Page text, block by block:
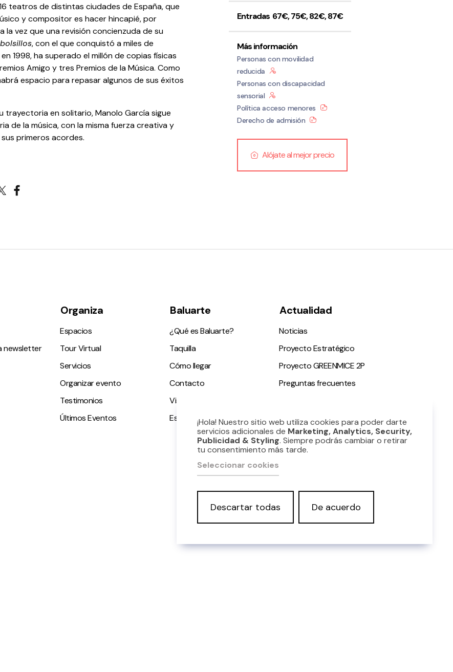
teatros de distintas ciudades de España, que
y compositor es hacer hincapié, por
la vez que una revisión concienzuda de su
, con el que conquistó a miles de
1998, ha superado el millón de copias físicas
Amigo y tres Premios de la Música. Como
espacio para repasar algunos de sus éxitos
trayectoria en solitario, Manolo García sigue
de la música, con la misma fuerza creativa y
primeros acordes.
Entradas 67€, 75€, 82€, 87€
Más información
Personas con movilidad
reducida
Personas con discapacidad
sensorial
Política acceso menores
Derecho de admisión
Alójate al mejor precio
newsletter
Organiza
Espacios
Tour Virtual
Servicios
Organizar evento
Testimonios
Últimos Eventos
Baluarte
¿Qué es Baluarte?
Taquilla
Cómo llegar
Contacto
Visitas guiadas
Espacio accesible
Actualidad
Noticias
Proyecto Estratégico
Proyecto GREENMICE 2P
Preguntas frecuentes
¡Hola! Nuestro sitio web utiliza cookies para poder darte
servicios adicionales de Marketing, Analytics, Security,
Publicidad & Styling. Siempre podrás cambiar o retirar
tu consentimiento más tarde.
Seleccionar cookies
Descartar todas De acuerdo